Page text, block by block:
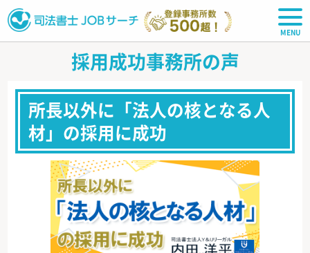
司法書士JOBサーチ
採用成功事務所の声
所長以外に「法人の核となる人
材」の採用に成功